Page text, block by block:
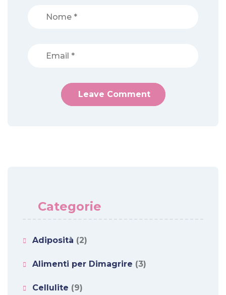
Categorie
Adiposità (2)
Alimenti per Dimagrire (3)
Cellulite (9)